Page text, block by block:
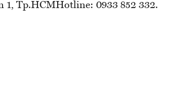
1, Tp.HCMHotline: 0933 852 332.